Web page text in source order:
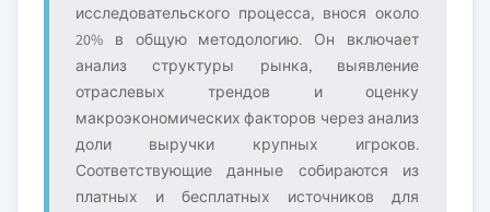
исследовательского процесса, внося около
20% в общую методологию. Он включает
анализ структуры рынка, выявление
отраслевых трендов и оценку
макроэкономических факторов через анализ
доли выручки крупных игроков.
Соответствующие данные собираются из
платных и бесплатных источников для